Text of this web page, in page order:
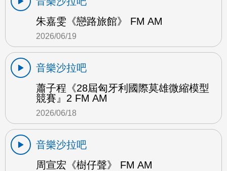
朱嘉雯《戀路旅館》 FM AM
2026/06/19
音樂沙拉吧
蕭子程《28屆匈牙利國際莫雄微縮模型
競賽』2 FM AM
2026/06/18
音樂沙拉吧
周宣宏《樹仔聲》 FM AM